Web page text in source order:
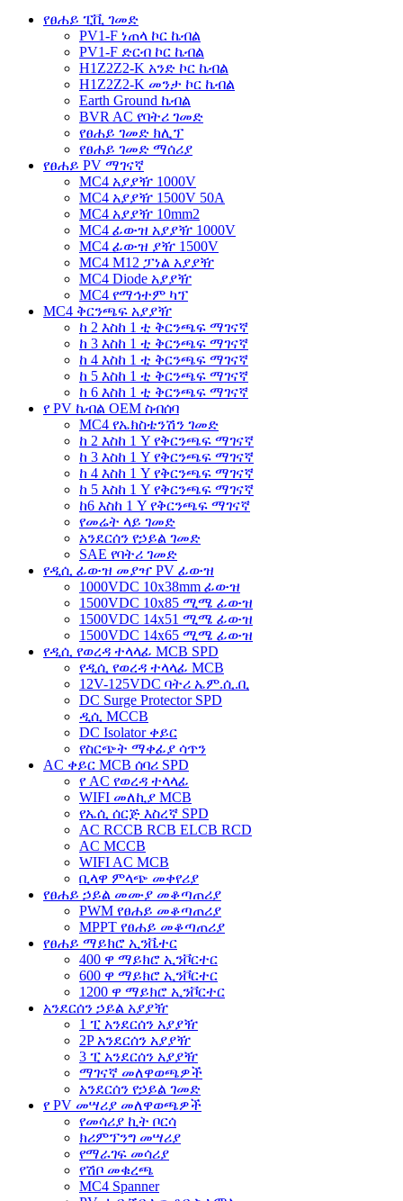
የፀሐይ ፒቪ ገመድ
PV1-F ነጠላ ኮር ኬብል
PV1-F ድርብ ኮር ኬብል
H1Z2Z2-K አንድ ኮር ኬብል
H1Z2Z2-K መንታ ኮር ኬብል
Earth Ground ኬብል
BVR AC የባትሪ ገመድ
የፀሐይ ገመድ ክሊፕ
የፀሐይ ገመድ ማሰሪያ
የፀሐይ PV ማገናኛ
MC4 አያያዥ 1000V
MC4 አያያዥ 1500V 50A
MC4 አያያዥ 10mm2
MC4 ፊውዝ አያያዥ 1000V
MC4 ፊውዝ ያዥ 1500V
MC4 M12 ፓነል አያያዥ
MC4 Diode አያያዥ
MC4 የማኅተም ካፕ
MC4 ቅርንጫፍ አያያዥ
ከ 2 እስከ 1 ቲ ቅርንጫፍ ማገናኛ
ከ 3 እስከ 1 ቲ ቅርንጫፍ ማገናኛ
ከ 4 እስከ 1 ቲ ቅርንጫፍ ማገናኛ
ከ 5 እስከ 1 ቲ ቅርንጫፍ ማገናኛ
ከ 6 እስከ 1 ቲ ቅርንጫፍ ማገናኛ
የ PV ኬብል OEM ስብሰባ
MC4 የኤክስቴንሽን ገመድ
ከ 2 እስከ 1 Y የቅርንጫፍ ማገናኛ
ከ 3 እስከ 1 Y የቅርንጫፍ ማገናኛ
ከ 4 እስከ 1 Y የቅርንጫፍ ማገናኛ
ከ 5 እስከ 1 Y የቅርንጫፍ ማገናኛ
ከ6 እስከ 1 Y የቅርንጫፍ ማገናኛ
የመሬት ላይ ገመድ
አንደርሰን የኃይል ገመድ
SAE የባትሪ ገመድ
የዲሲ ፊውዝ መያዣ PV ፊውዝ
1000VDC 10x38mm ፊውዝ
1500VDC 10x85 ሚሜ ፊውዝ
1500VDC 14x51 ሚሜ ፊውዝ
1500VDC 14x65 ሚሜ ፊውዝ
የዲሲ የወረዳ ተላላፊ MCB SPD
የዲሲ የወረዳ ተላላፊ MCB
12V-125VDC ባትሪ ኤም.ሲ.ቢ
DC Surge Protector SPD
ዲሲ MCCB
DC Isolator ቀይር
የስርጭት ማቀፊያ ሳጥን
AC ቀይር MCB ሰባሪ SPD
የ AC የወረዳ ተላላፊ
WIFI መለኪያ MCB
የኤሲ ሰርጅ እስረኛ SPD
AC RCCB RCB ELCB RCD
AC MCCB
WIFI AC MCB
ቢላዋ ምላጭ መቀየሪያ
የፀሐይ ኃይል መሙያ መቆጣጠሪያ
PWM የፀሐይ መቆጣጠሪያ
MPPT የፀሐይ መቆጣጠሪያ
የፀሐይ ማይክሮ ኢንቬተር
400 ዋ ማይክሮ ኢንቮርተር
600 ዋ ማይክሮ ኢንቮርተር
1200 ዋ ማይክሮ ኢንቮርተር
አንደርሰን ኃይል አያያዥ
1 ፒ አንደርሰን አያያዥ
2P አንደርሰን አያያዥ
3 ፒ አንደርሰን አያያዥ
ማገናኛ መለዋወጫዎች
አንደርሰን የኃይል ገመድ
የ PV መሣሪያ መለዋወጫዎች
የመሳሪያ ኪት ቦርሳ
ክሪምፕንግ መሣሪያ
የማራገፍ መሳሪያ
የሽቦ መቁረጫ
MC4 Spanner